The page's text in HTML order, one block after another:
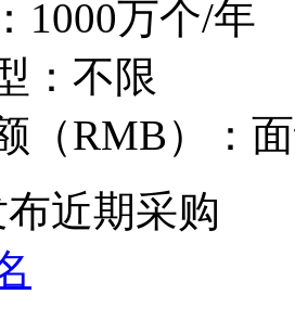
1000万个/年
： 不限
（RMB）：
近期采购